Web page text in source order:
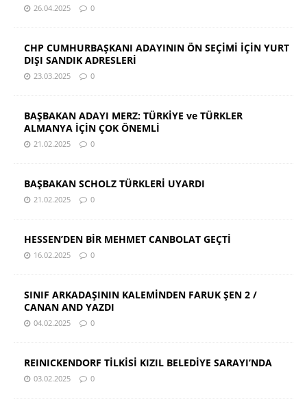
26.04.2025 0
CHP CUMHURBAŞKANI ADAYININ ÖN SEÇİMİ İÇİN YURT
DIŞI SANDIK ADRESLERİ
23.03.2025 0
BAŞBAKAN ADAYI MERZ: TÜRKİYE ve TÜRKLER
ALMANYA İÇİN ÇOK ÖNEMLİ
21.02.2025 0
BAŞBAKAN SCHOLZ TÜRKLERİ UYARDI
21.02.2025 0
HESSEN’DEN BİR MEHMET CANBOLAT GEÇTİ
16.02.2025 0
SINIF ARKADAŞININ KALEMİNDEN FARUK ŞEN 2 /
CANAN AND YAZDI
04.02.2025 0
REINICKENDORF TİLKİSİ KIZIL BELEDİYE SARAYI’NDA
03.02.2025 0